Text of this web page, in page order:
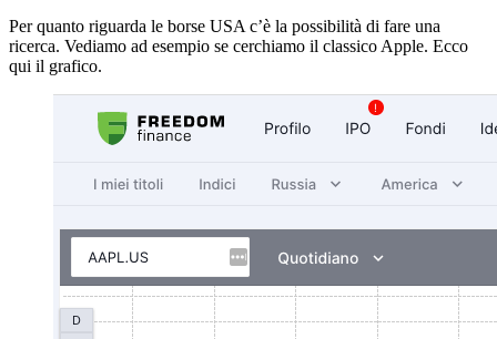
Per quanto riguarda le borse USA c’è la possibilità di fare una
ricerca. Vediamo ad esempio se cerchiamo il classico Apple. Ecco
qui il grafico.